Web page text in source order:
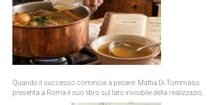
Quando il successo comincia a pesare: Mattia Di Tommaso
presenta a Roma il suo libro sul lato invisibile della realizzazione